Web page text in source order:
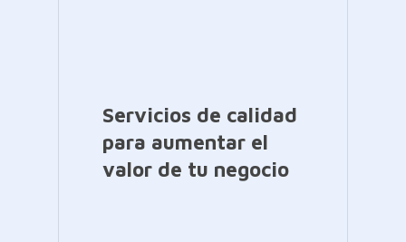
Servicios de calidad
para aumentar el
valor de tu negocio